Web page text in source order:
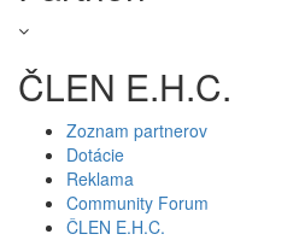
ČLEN E.H.C.
Zoznam partnerov
Dotácie
Reklama
Community Forum
ČLEN E.H.C.